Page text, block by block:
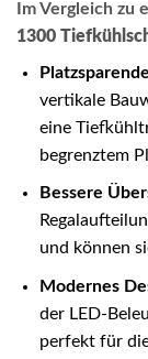
Im Vergleich
1300
vertikale
eine
begrenztem
Bessere
und können
Modernes
der LED-
perfekt für